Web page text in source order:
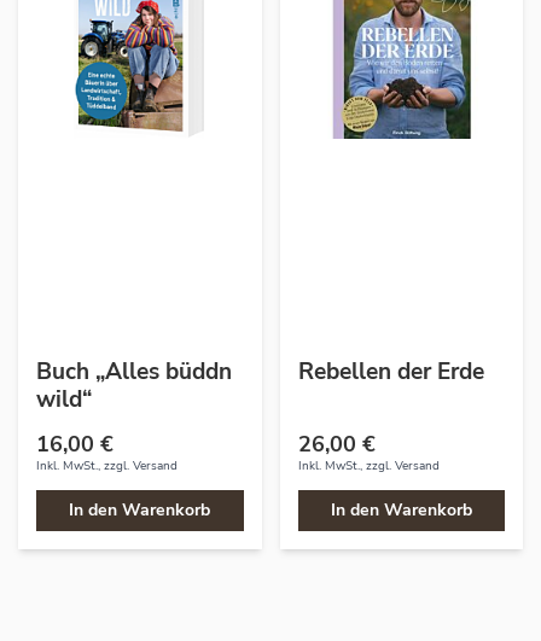
Buch „Alles büddn
wild“
16,00 €
Inkl. MwSt., zzgl. Versand
In den Warenkorb
Rebellen der Erde
26,00 €
Inkl. MwSt., zzgl. Versand
In den Warenkorb